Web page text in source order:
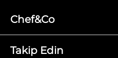
Chef&Co
Takip Edin